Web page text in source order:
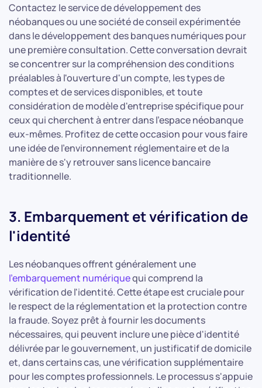
Contactez le service de développement des
néobanques ou une société de conseil expérimentée
dans le développement des banques numériques pour
une première consultation. Cette conversation devrait
se concentrer sur la compréhension des conditions
préalables à l'ouverture d'un compte, les types de
comptes et de services disponibles, et toute
considération de modèle d'entreprise spécifique pour
ceux qui cherchent à entrer dans l'espace néobanque
eux-mêmes. Profitez de cette occasion pour vous faire
une idée de l'environnement réglementaire et de la
manière de s'y retrouver sans licence bancaire
traditionnelle.
3. Embarquement et vérification de
l'identité
Les néobanques offrent généralement une
l'embarquement numériquequi comprend la
vérification de l'identité. Cette étape est cruciale pour
le respect de la réglementation et la protection contre
la fraude. Soyez prêt à fournir les documents
nécessaires, qui peuvent inclure une pièce d'identité
délivrée par le gouvernement, un justificatif de domicile
et, dans certains cas, une vérification supplémentaire
pour les comptes professionnels. Le processus s'appuie